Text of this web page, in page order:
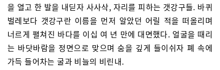
을 열고 한 발을 내딛자 사사삭, 자리를 피하는 갯강구들. 바퀴
벌레보다 갯강구란 이름을 먼저 알았던 어릴 적을 떠올리며
너르게 펼쳐진 바다를 이십 여 년 만에 대면했다. 얼굴을 때리
는 바닷바람을 정면으로 맞으며 숨을 깊게 들이쉬자 폐 속에
가득 들어차는 굴과 비늘의 비린내.